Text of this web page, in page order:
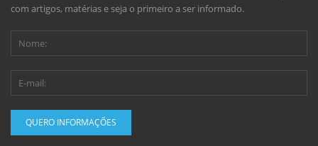
com artigos, matérias e seja o primeiro a ser informado.